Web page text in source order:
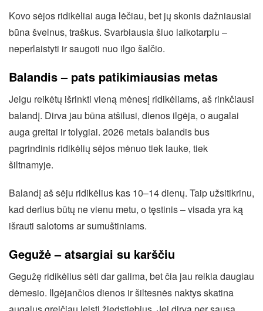
Kovo sėjos ridikėliai auga lėčiau, bet jų skonis dažniausiai
būna švelnus, traškus. Svarbiausia šiuo laikotarpiu –
neperlaistyti ir saugoti nuo ilgo šalčio.
Balandis – pats patikimiausias metas
Jeigu reikėtų išrinkti vieną mėnesį ridikėliams, aš rinkčiausi
balandį. Dirva jau būna atšilusi, dienos ilgėja, o augalai
auga greitai ir tolygiai. 2026 metais balandis bus
pagrindinis ridikėlių sėjos mėnuo tiek lauke, tiek
šiltnamyje.
Balandį aš sėju ridikėlius kas 10–14 dienų. Taip užsitikrinu,
kad derlius būtų ne vienu metu, o tęstinis – visada yra ką
išrauti salotoms ar sumuštiniams.
Gegužė – atsargiai su karščiu
Gegužę ridikėlius sėti dar galima, bet čia jau reikia daugiau
dėmesio. Ilgėjančios dienos ir šiltesnės naktys skatina